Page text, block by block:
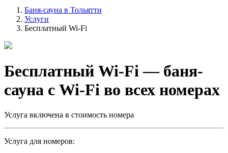
Баня-сауна в Тольятти
Услуги
Бесплатный Wi-Fi
Бесплатный Wi-Fi — баня-
сауна с Wi-Fi во всех номерах
Услуга включена в стоимость номера
Услуга для номеров: